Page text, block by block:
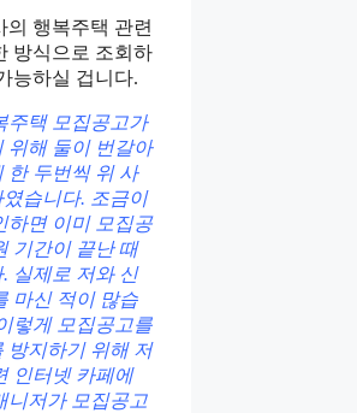
의 행복주택 관련
방식으로 조회하
능하실 겁니다.
주택 모집공고가
위해 둘이 번갈아
한 두번씩 위 사
습니다. 조금이
하면 이미 모집공
기간이 끝난 때
실제로 저와 신
마신 적이 많습
렇게 모집공고를
방지하기 위해 저
인터넷 카페에
니저가 모집공고